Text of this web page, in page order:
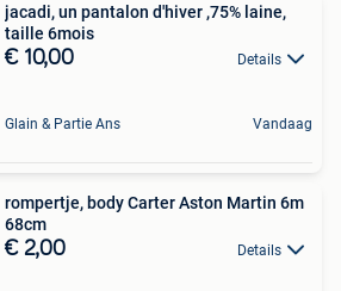
jacadi, un pantalon d'hiver ,75% laine,
taille 6mois
€ 10,00 Details
Glain & Partie Ans Vandaag
rompertje, body Carter Aston Martin 6m
68cm
€ 2,00 Details